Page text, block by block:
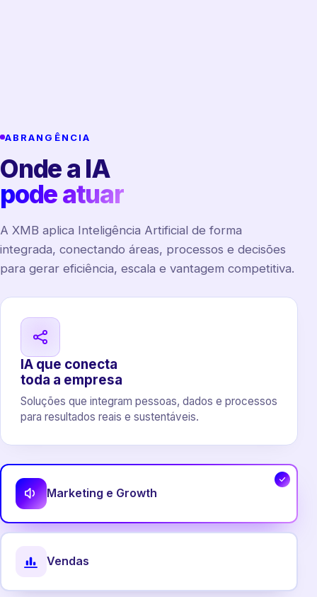
ABRANGÊNCIA
Onde a IA
pode atuar
A XMB aplica Inteligência Artificial de forma
integrada, conectando áreas, processos e decisões
para gerar eficiência, escala e vantagem competitiva.
IA que conecta
toda a empresa
Soluções que integram pessoas, dados e processos
para resultados reais e sustentáveis.
Marketing e Growth
Vendas